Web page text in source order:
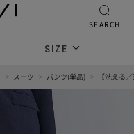
SEARCH
SIZE
スーツ パンツ(単品) 【洗える